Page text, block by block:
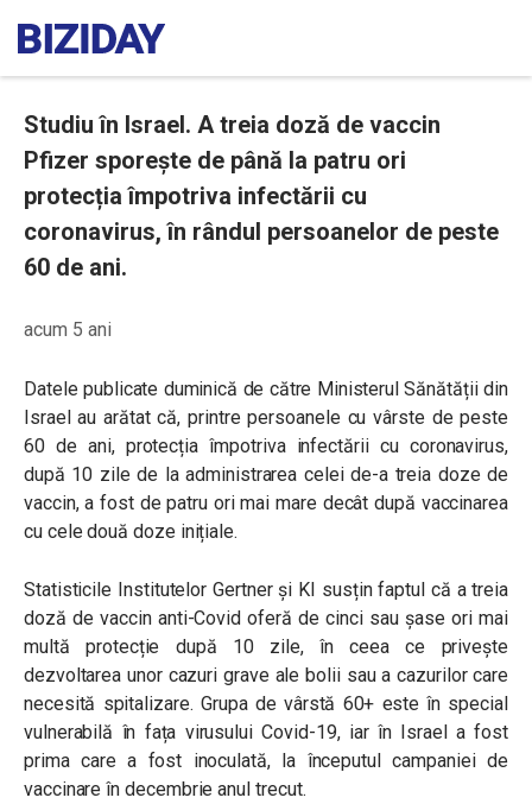
Studiu în Israel. A treia doză de vaccin
Pfizer sporește de până la patru ori
protecția împotriva infectării cu
coronavirus, în rândul persoanelor de peste
60 de ani.
acum 5 ani
Datele publicate duminică de către Ministerul Sănătății din
Israel au arătat că, printre persoanele cu vârste de peste
60 de ani, protecția împotriva infectării cu coronavirus,
după 10 zile de la administrarea celei de-a treia doze de
vaccin, a fost de patru ori mai mare decât după vaccinarea
cu cele două doze inițiale.
Statisticile Institutelor Gertner și KI susțin faptul că a treia
doză de vaccin anti-Covid oferă de cinci sau șase ori mai
multă protecție după 10 zile, în ceea ce privește
dezvoltarea unor cazuri grave ale bolii sau a cazurilor care
necesită spitalizare. Grupa de vârstă 60+ este în special
vulnerabilă în fața virusului Covid-19, iar în Israel a fost
prima care a fost inoculată, la începutul campaniei de
vaccinare în decembrie anul trecut.